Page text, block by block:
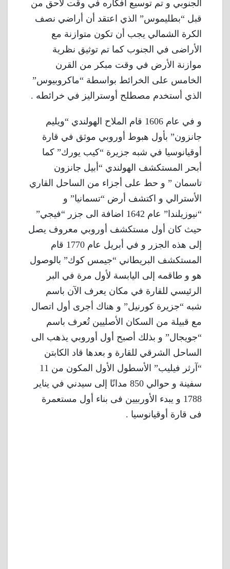
الجنوبي و تم توسيع أفكاره في وقت لاحق من
قبل “بطليموس” الذي اعتقد أن أراضي نصف
الكرة الشمالي يجب أن تكون متوازنة مع
الأراضى في الجنوب كما تم توثيق نظرية
موازنة الأرض في وقت مبكر من القرن
الخامس على الخرائط بواسطة “ماكروبيوس”
الذي أستخدم مصطلح أوستراليز في خرائطه .
و في عام 1606 قام الملاح الهولندي “ويليم
جانزون” بأول هبوط أوروبي موثق في قارة
أوقيانوسيا في شبه جزيرة “كيب يورك” كما
أبحر المستكشف الهولندي “أبيل جانزون
تاسمان ” و حط على أجزاء من الساحل القاري
الأسترالي و اكتشف أرض “تسمانيا” و
“نيوزيلندا” عام 1642 اضافة الى جزر “فيجي”
حيث كان أول مستكشف أوروبي معروف يصل
إلى هذه الجزر و في أبريل عام 1770 قام
المستكشف البريطاني “جيمس كوك” بالوصول
هو و طاقمه إلى اليابسة لأول مرة في البر
الرئيسي للقارة في مكان يعرف الآن باسم
شبه “جزيرة كورنيل” و هناك أجرى أول اتصال
مع قبيلة من السكان الأصليين تُعرف باسم
“جويجال” و بذلك أصبح أول أوروبي يذهب الى
الساحل الشرقي للقارة و بعدها قاد الكابتن
“آرثر فيليب” الأسطول الأول المكون من 11
سفينة و حوالي 850 مدانًا إلى سيدني في يناير
1788 و يبدء الأوربيين فى بناء أول مستعمرة
فى قارة أوقيانوسيا .